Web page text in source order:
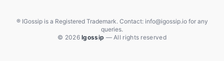
® IGossip is a Registered Trademark. Contact: info@igossip.io for any
queries.
© 2026Igossip — All rights reserved